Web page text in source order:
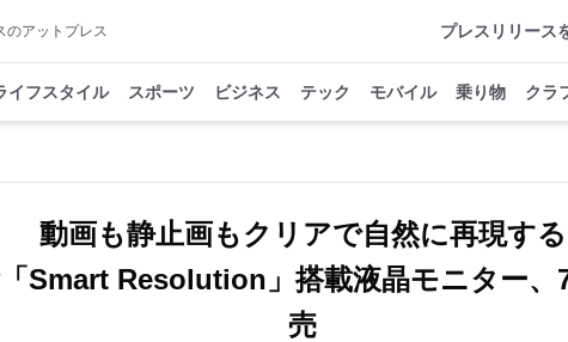
のアットプレス プレスリリース
イフスタイル スポーツ ビジネス テック モバイル 乗り物 クラ
動画も静止画もクリアで自然に再現する
Smart Resolution」搭載液晶モニター、
売